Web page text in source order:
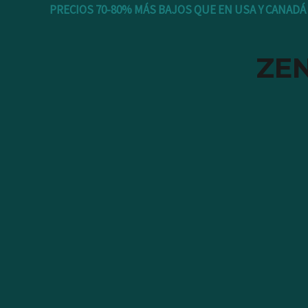
PRECIOS 70-80% MÁS BAJOS QUE EN USA Y CANADÁ